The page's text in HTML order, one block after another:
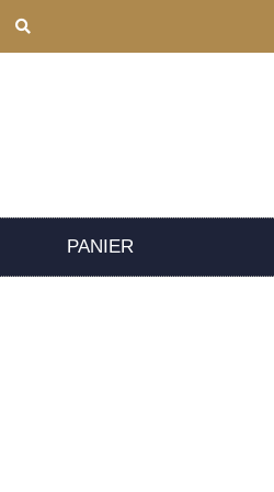
PANIER